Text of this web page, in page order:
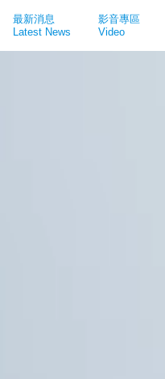
最新消息
Latest News
影音專區
Video